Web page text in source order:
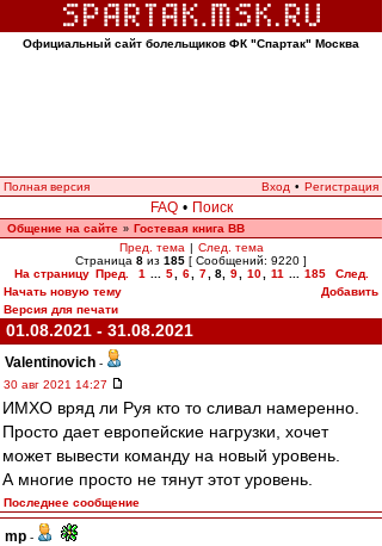
Официальный сайт болельщиков ФК "Спартак" Москва
Полная версия Вход • Регистрация
FAQ • Поиск
Общение на сайте » Гостевая книга ВВ
Пред. тема | След. тема
Страница 8 из 185 [ Сообщений: 9220 ]
На страницу Пред. 1 5 6 7 8, 9 10 11 185
След.
Начать новую тему
Добавить
Версия для печати
01.08.2021 - 31.08.2021
Valentinovich -
30 авг 2021 14:27
ИМХО вряд ли Руя кто то сливал намеренно.
Просто дает европейские нагрузки, хочет
может вывести команду на новый уровень.
А многие просто не тянут этот уровень.
Последнее сообщение
mp -